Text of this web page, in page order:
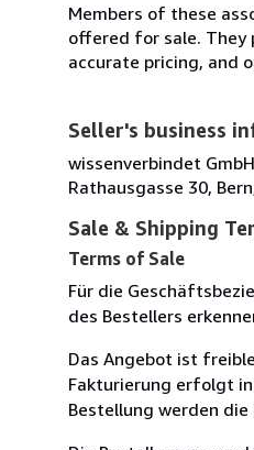
Members of these
offered for sale. They
accurate pricing, and
Seller's business
wissenverbindet GmbH
Rathausgasse 30,
Sale & Shipping
Terms of Sale
Für die
des Bestellers
Das Angebot ist
Fakturierung erfolgt in
Bestellung werden